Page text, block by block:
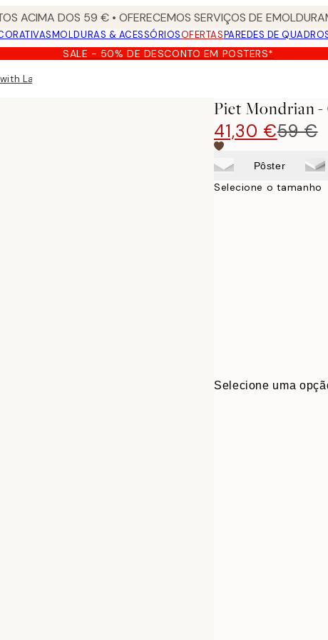
ACIMA DOS 59 € • OFERECEMOS SERVIÇOS DE
MOLDURAS & ACESSÓRIOSOFERTASPAREDES DE
SALE - 50% DE DESCONTO EM POSTERS*
Large Blue Plane Tela
Piet Mondrian
41,30 €59 €
Pôster
Selecione o tamanho
Selecione uma